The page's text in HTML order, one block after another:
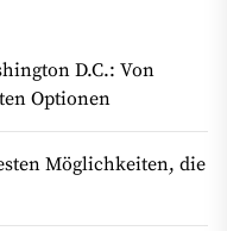
D.C.: Von
Optionen
Möglichkeiten, die